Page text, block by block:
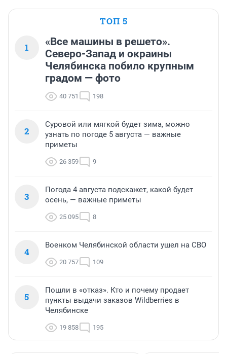
ТОП 5
1
«Все машины в решето».
Северо-Запад и окраины
Челябинска побило крупным
градом — фото
40 751 198
2
Суровой или мягкой будет зима, можно
узнать по погоде 5 августа — важные
приметы
26 359 9
3
Погода 4 августа подскажет, какой будет
осень, — важные приметы
25 095 8
4
Военком Челябинской области ушел на СВО
20 757 109
5
Пошли в «отказ». Кто и почему продает
пункты выдачи заказов Wildberries в
Челябинске
19 858 195